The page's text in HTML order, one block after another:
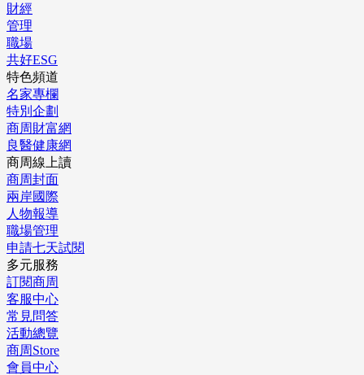
財經
管理
職場
共好ESG
特色頻道
名家專欄
特別企劃
商周財富網
良醫健康網
商周線上讀
商周封面
兩岸國際
人物報導
職場管理
申請七天試閱
多元服務
訂閱商周
客服中心
常見問答
活動總覽
商周Store
會員中心